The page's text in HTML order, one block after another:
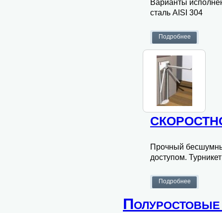
сталь AISI 304
Прочный
доступом.